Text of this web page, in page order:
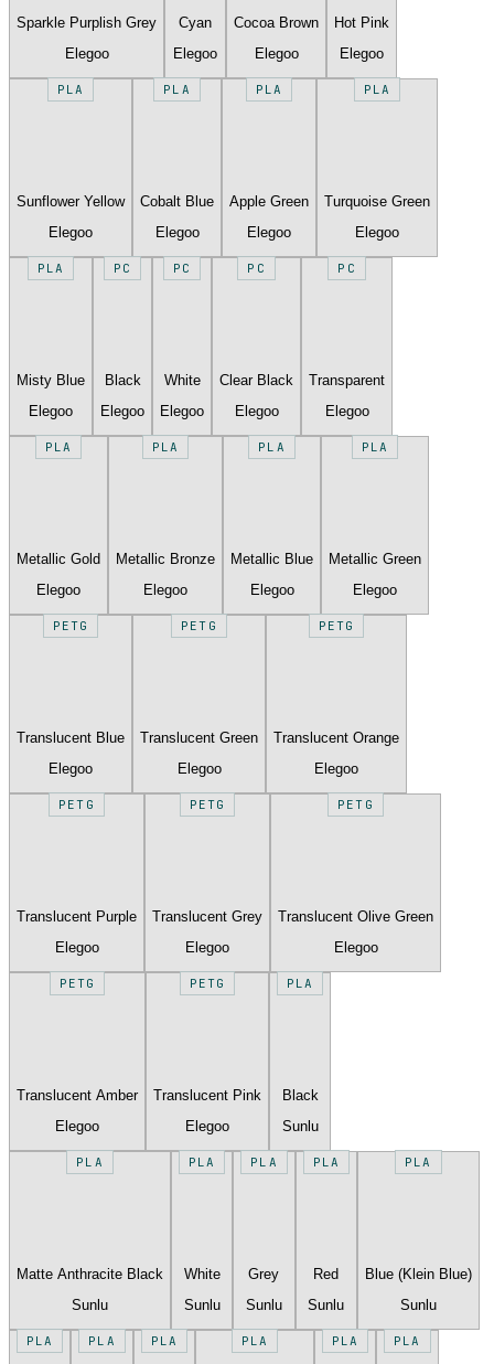
Sparkle Purplish Grey
Elegoo
Cyan
Elegoo
Cocoa Brown
Elegoo
Hot Pink
Elegoo
PLA
Sunflower Yellow
Elegoo
PLA
Cobalt Blue
Elegoo
PLA
Apple Green
Elegoo
PLA
Turquoise Green
Elegoo
PLA
Misty Blue
Elegoo
PC
Black
Elegoo
PC
White
Elegoo
PC
Clear Black
Elegoo
PC
Transparent
Elegoo
PLA
Metallic Gold
Elegoo
PLA
Metallic Bronze
Elegoo
PLA
Metallic Blue
Elegoo
PLA
Metallic Green
Elegoo
PETG
Translucent Blue
Elegoo
PETG
Translucent Green
Elegoo
PETG
Translucent Orange
Elegoo
PETG
Translucent Purple
Elegoo
PETG
Translucent Grey
Elegoo
PETG
Translucent Olive Green
Elegoo
PETG
Translucent Amber
Elegoo
PETG
Translucent Pink
Elegoo
PLA
Black
Sunlu
PLA
Matte Anthracite Black
Sunlu
PLA
White
Sunlu
PLA
Grey
Sunlu
PLA
Red
Sunlu
PLA
Blue (Klein Blue)
Sunlu
PLA PLA PLA PLA PLA PLA